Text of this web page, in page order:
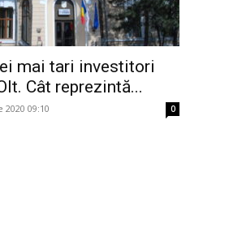
mai tari investitori
Cât reprezintă...
2020 09:10 0